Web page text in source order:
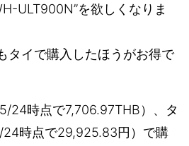
ULT900N”を欲しくなりま
タイで購入したほうがお得で
24時点で7,706.97THB）、タ
時点で29,925.83円）で購